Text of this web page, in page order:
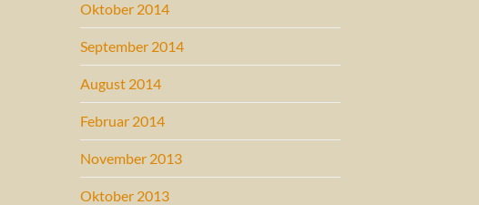
Oktober 2014
September 2014
August 2014
Februar 2014
November 2013
Oktober 2013